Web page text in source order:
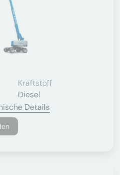
Kraftstoff
Diesel
Details